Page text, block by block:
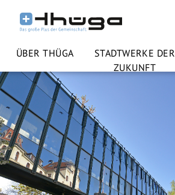
ÜBER THÜGA
STADTWERKE DER
ZUKUNFT